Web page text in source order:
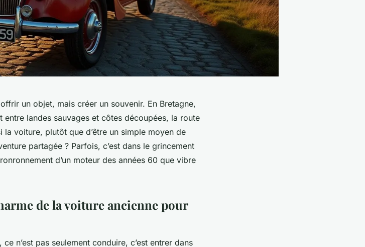
un objet, mais créer un souvenir. En Bretagne,
landes sauvages et côtes découpées, la route
voiture, plutôt que d’être un simple moyen de
partagée ? Parfois, c’est dans le grincement
d’un moteur des années 60 que vibre
de la voiture ancienne pour
n’est pas seulement conduire, c’est entrer dans